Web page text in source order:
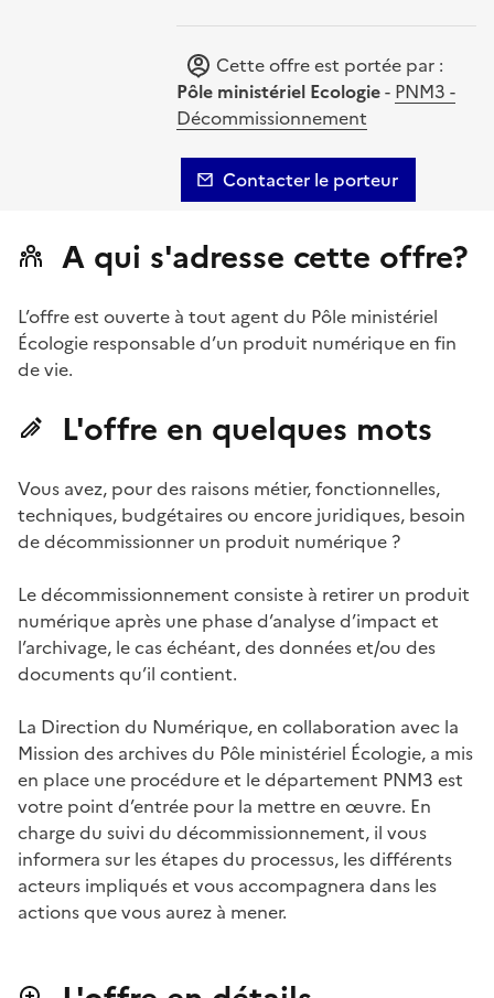
Cette offre est portée par :
Pôle ministériel Ecologie- PNM3 -
Décommissionnement
Contacter le porteur
A qui s'adresse cette offre?
L’offre est ouverte à tout agent du Pôle ministériel
Écologie responsable d’un produit numérique en fin
de vie.
L'offre en quelques mots
Vous avez, pour des raisons métier, fonctionnelles,
techniques, budgétaires ou encore juridiques, besoin
de décommissionner un produit numérique ?
Le décommissionnement consiste à retirer un produit
numérique après une phase d’analyse d’impact et
l’archivage, le cas échéant, des données et/ou des
documents qu’il contient.
La Direction du Numérique, en collaboration avec la
Mission des archives du Pôle ministériel Écologie, a mis
en place une procédure et le département PNM3 est
votre point d’entrée pour la mettre en œuvre. En
charge du suivi du décommissionnement, il vous
informera sur les étapes du processus, les différents
acteurs impliqués et vous accompagnera dans les
actions que vous aurez à mener.